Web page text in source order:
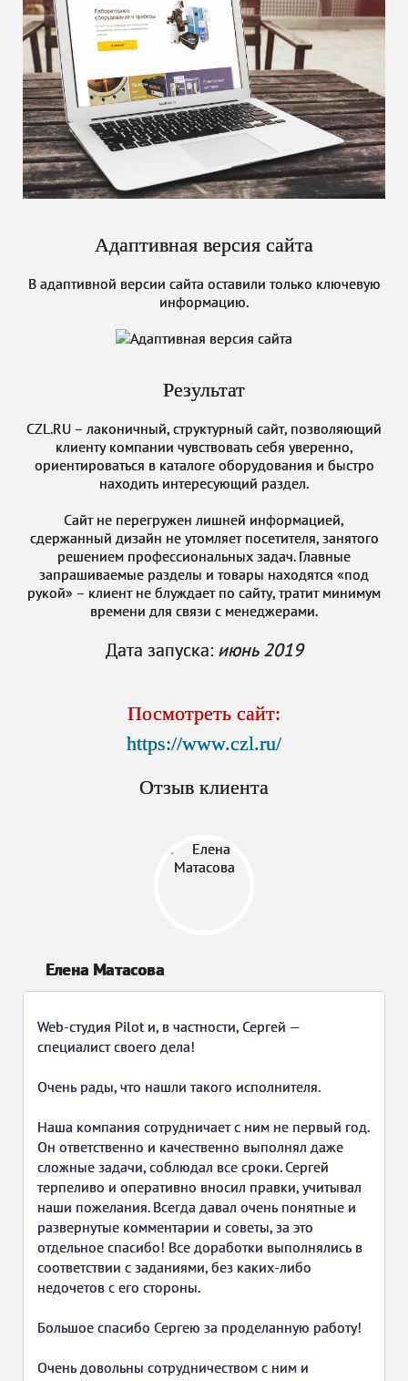
Адаптивная версия сайта
В адаптивной версии сайта оставили только ключевую
информацию.
Результат
CZL.RU – лаконичный, структурный сайт, позволяющий
клиенту компании чувствовать себя уверенно,
ориентироваться в каталоге оборудования и быстро
находить интересующий раздел.
Сайт не перегружен лишней информацией,
сдержанный дизайн не утомляет посетителя, занятого
решением профессиональных задач. Главные
запрашиваемые разделы и товары находятся «под
рукой» – клиент не блуждает по сайту, тратит минимум
времени для связи с менеджерами.
Дата запуска: июнь 2019
Посмотреть сайт:
https://www.czl.ru/
Отзыв клиента
Елена Матасова
Web-студия Pilot и, в частности, Сергей —
специалист своего дела!
Очень рады, что нашли такого исполнителя.
Наша компания сотрудничает с ним не первый год.
Он ответственно и качественно выполнял даже
сложные задачи, соблюдал все сроки. Сергей
терпеливо и оперативно вносил правки, учитывал
наши пожелания. Всегда давал очень понятные и
развернутые комментарии и советы, за это
отдельное спасибо! Все доработки выполнялись в
соответствии с заданиями, без каких-либо
недочетов с его стороны.
Большое спасибо Сергею за проделанную работу!
Очень довольны сотрудничеством с ним и